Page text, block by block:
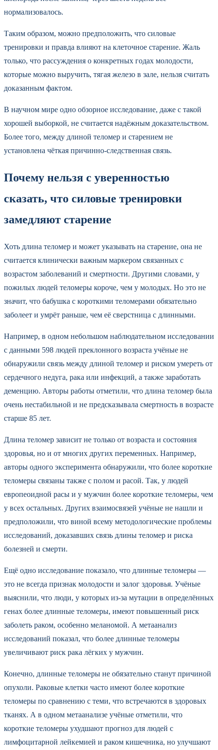
нормализовалось.
Таким образом, можно предположить, что силовые
тренировки и правда влияют на клеточное старение. Жаль
только, что рассуждения о конкретных годах молодости,
которые можно выручить, тягая железо в зале, нельзя считать
доказанным фактом.
В научном мире одно обзорное исследование, даже с такой
хорошей выборкой, не считается надёжным доказательством.
Более того, между длиной теломер и старением не
установлена чёткая причинно-следственная связь.
Почему нельзя с уверенностью
сказать, что силовые тренировки
замедляют старение
Хоть длина теломер и может указывать на старение, она не
считается клинически важным маркером связанных с
возрастом заболеваний и смертности. Другими словами, у
пожилых людей теломеры короче, чем у молодых. Но это не
значит, что бабушка с короткими теломерами обязательно
заболеет и умрёт раньше, чем её сверстница с длинными.
Например, в одном небольшом наблюдательном исследовании
с данными 598 людей преклонного возраста учёные не
обнаружили связь между длиной теломер и риском умереть от
сердечного недуга, рака или инфекций, а также заработать
деменцию. Авторы работы отметили, что длина теломер была
очень нестабильной и не предсказывала смертность в возрасте
старше 85 лет.
Длина теломер зависит не только от возраста и состояния
здоровья, но и от многих других переменных. Например,
авторы одного эксперимента обнаружили, что более короткие
теломеры связаны также с полом и расой. Так, у людей
европеоидной расы и у мужчин более короткие теломеры, чем
у всех остальных. Других взаимосвязей учёные не нашли и
предположили, что виной всему методологические проблемы
исследований, доказавших связь длины теломер и риска
болезней и смерти.
Ещё одно исследование показало, что длинные теломеры —
это не всегда признак молодости и залог здоровья. Учёные
выяснили, что люди, у которых из-за мутации в определённых
генах более длинные теломеры, имеют повышенный риск
заболеть раком, особенно меланомой. А метаанализ
исследований показал, что более длинные теломеры
увеличивают риск рака лёгких у мужчин.
Конечно, длинные теломеры не обязательно станут причиной
опухоли. Раковые клетки часто имеют более короткие
теломеры по сравнению с теми, что встречаются в здоровых
тканях. А в одном метаанализе учёные отметили, что
короткие теломеры ухудшают прогноз для людей с
лимфоцитарной лейкемией и раком кишечника, но улучшают